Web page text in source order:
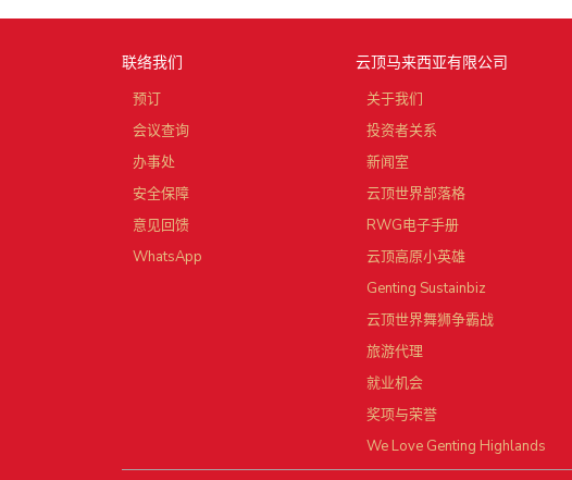
联络我们
预订
会议查询
办事处
安全保障
意见回馈
WhatsApp
云顶马来西亚有限公司
关于我们
投资者关系
新闻室
云顶世界部落格
RWG电子手册
云顶高原小英雄
Genting Sustainbiz
云顶世界舞狮争霸战
旅游代理
就业机会
奖项与荣誉
We Love Genting Highlands